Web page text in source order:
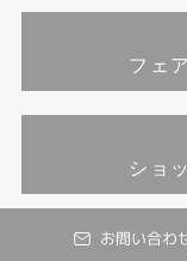
お問い合わ
フェ
ショ
©